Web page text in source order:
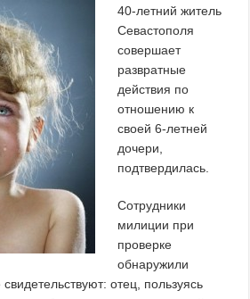
40-летний житель
Севастополя
совершает
развратные
действия по
отношению к
своей 6-летней
дочери,
подтвердилась.
Сотрудники
милиции при
проверке
обнаружили
отец, пользуясь